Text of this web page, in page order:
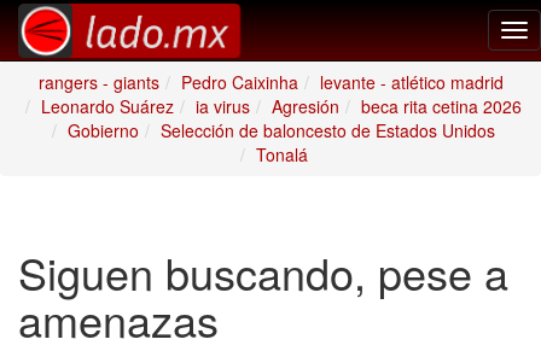
rangers - giants
Pedro Caixinha
levante - atlético madrid
Leonardo Suárez
ia virus Agresión
beca rita cetina 2026
Gobierno
Selección de baloncesto de Estados Unidos
Tonalá
Siguen buscando, pese a
amenazas